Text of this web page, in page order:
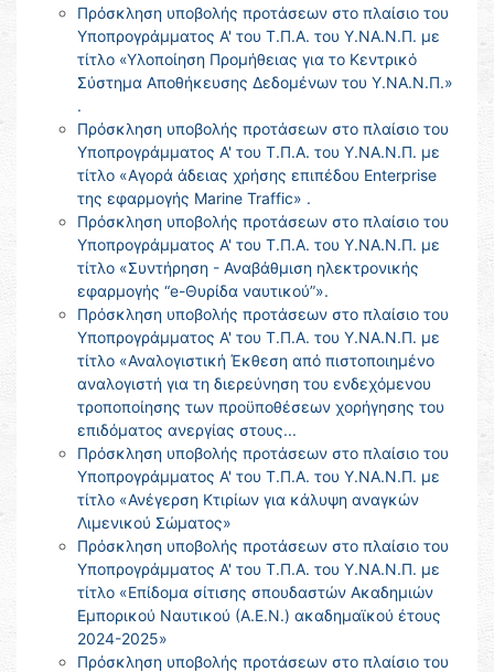
Πρόσκληση υποβολής προτάσεων στο πλαίσιο του
Υποπρογράμματος Α' του Τ.Π.Α. του Υ.ΝΑ.Ν.Π. με
τίτλο «Υλοποίηση Προμήθειας για το Κεντρικό
Σύστημα Αποθήκευσης Δεδομένων του Υ.ΝΑ.Ν.Π.»
.
Πρόσκληση υποβολής προτάσεων στο πλαίσιο του
Υποπρογράμματος Α' του Τ.Π.Α. του Υ.ΝΑ.Ν.Π. με
τίτλο «Αγορά άδειας χρήσης επιπέδου Enterprise
της εφαρμογής Marine Traffic» .
Πρόσκληση υποβολής προτάσεων στο πλαίσιο του
Υποπρογράμματος Α' του Τ.Π.Α. του Υ.ΝΑ.Ν.Π. με
τίτλο «Συντήρηση - Αναβάθμιση ηλεκτρονικής
εφαρμογής “e-Θυρίδα ναυτικού”».
Πρόσκληση υποβολής προτάσεων στο πλαίσιο του
Υποπρογράμματος Α' του Τ.Π.Α. του Υ.ΝΑ.Ν.Π. με
τίτλο «Αναλογιστική Έκθεση από πιστοποιημένο
αναλογιστή για τη διερεύνηση του ενδεχόμενου
τροποποίησης των προϋποθέσεων χορήγησης του
επιδόματος ανεργίας στους...
Πρόσκληση υποβολής προτάσεων στο πλαίσιο του
Υποπρογράμματος Α' του Τ.Π.Α. του Υ.ΝΑ.Ν.Π. με
τίτλο «Ανέγερση Κτιρίων για κάλυψη αναγκών
Λιμενικού Σώματος»
Πρόσκληση υποβολής προτάσεων στο πλαίσιο του
Υποπρογράμματος Α' του Τ.Π.Α. του Υ.ΝΑ.Ν.Π. με
τίτλο «Επίδομα σίτισης σπουδαστών Ακαδημιών
Εμπορικού Ναυτικού (Α.Ε.Ν.) ακαδημαϊκού έτους
2024-2025»
Πρόσκληση υποβολής προτάσεων στο πλαίσιο του